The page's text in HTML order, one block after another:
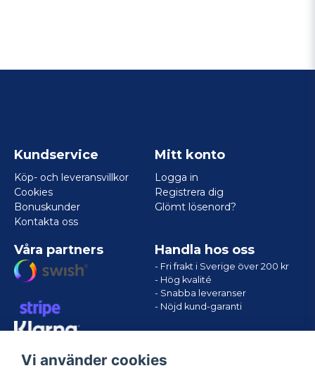
Kundservice
Köp- och leveransvillkor
Cookies
Bonuskunder
Kontakta oss
Mitt konto
Logga in
Registrera dig
Glömt lösenord?
Våra partners Handla hos oss
- Fri frakt i Sverige över 200 kr
- Hög kvalité
- Snabba leveranser
- Nöjd kund-garanti
Vi använder cookies